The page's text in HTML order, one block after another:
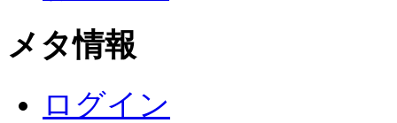
メタ情報
ログイン